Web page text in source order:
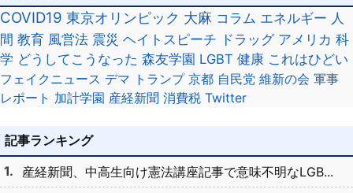
COVID19 東京オリンピック 大麻 コラム エネルギー 人
間 教育 風営法 震災 ヘイトスピーチ ドラッグ アメリカ 科
学 どうしてこうなった 森友学園 LGBT 健康 これはひどい
フェイクニュース デマ トランプ 京都 自民党 維新の会 軍事
レポート 加計学園 産経新聞 消費税 Twitter
記事ランキング
産経新聞、中高生向け憲法講座記事で意味不明なLGB...